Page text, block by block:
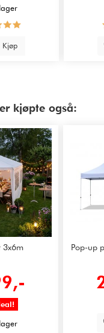
Kjøp
kjøpte også:
3x6m
Pop-up